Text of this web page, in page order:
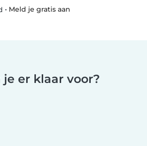
• Meld je gratis aan
je er klaar voor?